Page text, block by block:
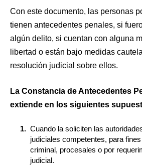
Con este documento, las personas
tienen antecedentes penales, si
algún delito, si cuentan con alguna
libertad o están bajo medidas
resolución judicial sobre ellos.
La Constancia de Antecedentes
extiende en los siguientes
Cuando la soliciten las
judiciales competentes, para
criminal, procesales o por
judicial.